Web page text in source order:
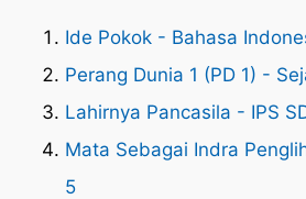
Ide Pokok - Bahasa
Perang Dunia 1 (PD 1) -
Lahirnya Pancasila - IPS
Mata Sebagai Indra
5